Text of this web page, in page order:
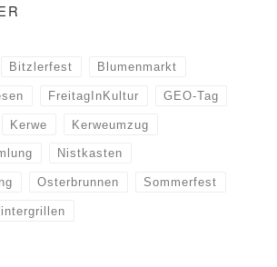
Bitzlerfest Blumenmarkt
FreitagInKultur GEO-Tag
Kerwe Kerweumzug
Nistkasten
Osterbrunnen Sommerfest